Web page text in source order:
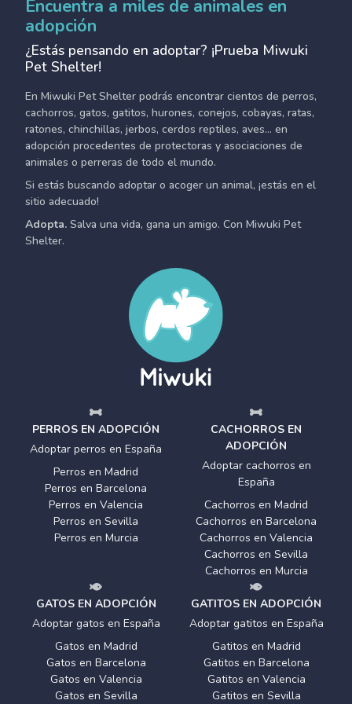
Encuentra a miles de animales en
adopción
¿Estás pensando en adoptar? ¡Prueba Miwuki
Pet Shelter!
En Miwuki Pet Shelter podrás encontrar cientos de perros,
cachorros, gatos, gatitos, hurones, conejos, cobayas, ratas,
ratones, chinchillas, jerbos, cerdos reptiles, aves... en
adopción procedentes de protectoras y asociaciones de
animales o perreras de todo el mundo.
Si estás buscando adoptar o acoger un animal, ¡estás en el
sitio adecuado!
Adopta. Salva una vida, gana un amigo. Con Miwuki Pet
Shelter.
PERROS EN ADOPCIÓN
Adoptar perros en España
Perros en Madrid
Perros en Barcelona
Perros en Valencia
Perros en Sevilla
Perros en Murcia
CACHORROS EN
ADOPCIÓN
Adoptar cachorros en
España
Cachorros en Madrid
Cachorros en Barcelona
Cachorros en Valencia
Cachorros en Sevilla
Cachorros en Murcia
GATOS EN ADOPCIÓN
Adoptar gatos en España
Gatos en Madrid
Gatos en Barcelona
Gatos en Valencia
Gatos en Sevilla
GATITOS EN ADOPCIÓN
Adoptar gatitos en España
Gatitos en Madrid
Gatitos en Barcelona
Gatitos en Valencia
Gatitos en Sevilla